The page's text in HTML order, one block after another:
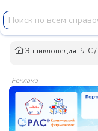
Энциклопедия РЛС/
Реклама